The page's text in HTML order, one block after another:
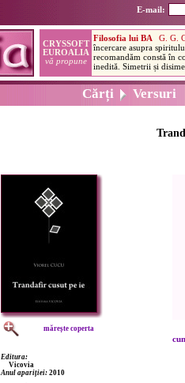
E-mail:
Cărți Versuri
mărește coperta
Editura:
Vicovia
Anul apariției: 2010